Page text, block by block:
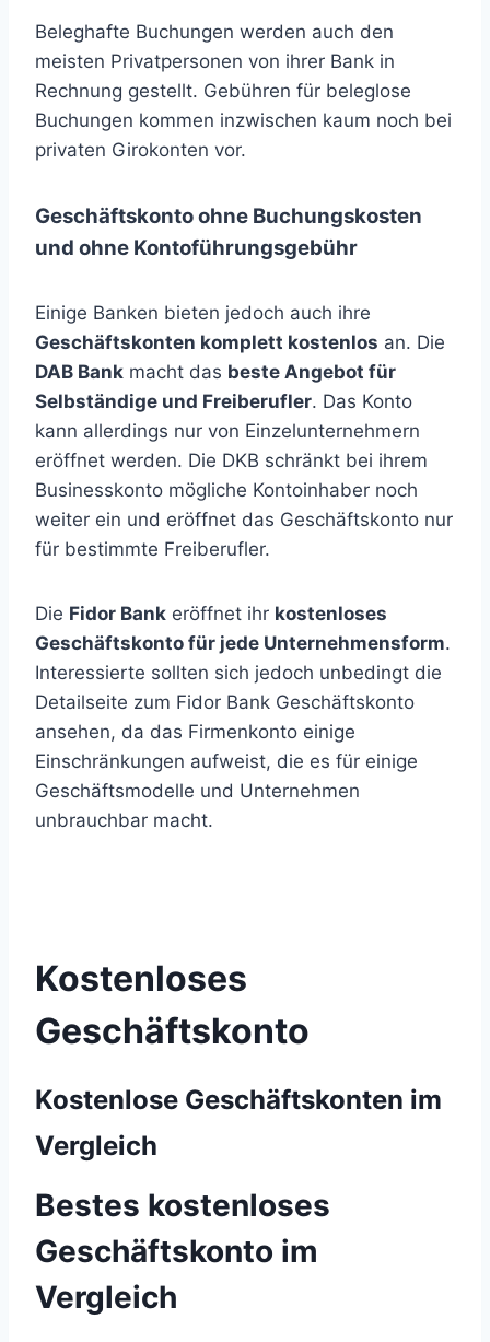
Beleghafte Buchungen werden auch den
meisten Privatpersonen von ihrer Bank in
Rechnung gestellt. Gebühren für beleglose
Buchungen kommen inzwischen kaum noch bei
privaten Girokonten vor.
Geschäftskonto ohne Buchungskosten
und ohne Kontoführungsgebühr
Einige Banken bieten jedoch auch ihre
Geschäftskonten komplett kostenlos an. Die
DAB Bank macht das beste Angebot für
Selbständige und Freiberufler. Das Konto
kann allerdings nur von Einzelunternehmern
eröffnet werden. Die DKB schränkt bei ihrem
Businesskonto mögliche Kontoinhaber noch
weiter ein und eröffnet das Geschäftskonto nur
für bestimmte Freiberufler.
Die Fidor Bank eröffnet ihr kostenloses
Geschäftskonto für jede Unternehmensform.
Interessierte sollten sich jedoch unbedingt die
Detailseite zum Fidor Bank Geschäftskonto
ansehen, da das Firmenkonto einige
Einschränkungen aufweist, die es für einige
Geschäftsmodelle und Unternehmen
unbrauchbar macht.
Kostenloses
Geschäftskonto
Kostenlose Geschäftskonten im
Vergleich
Bestes kostenloses
Geschäftskonto im
Vergleich